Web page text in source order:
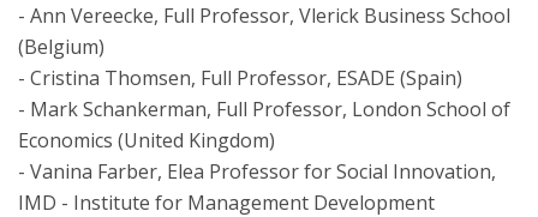
- Ann Vereecke, Full Professor, Vlerick Business School
(Belgium)
- Cristina Thomsen, Full Professor, ESADE (Spain)
- Mark Schankerman, Full Professor, London School of
Economics (United Kingdom)
- Vanina Farber, Elea Professor for Social Innovation,
IMD - Institute for Management Development